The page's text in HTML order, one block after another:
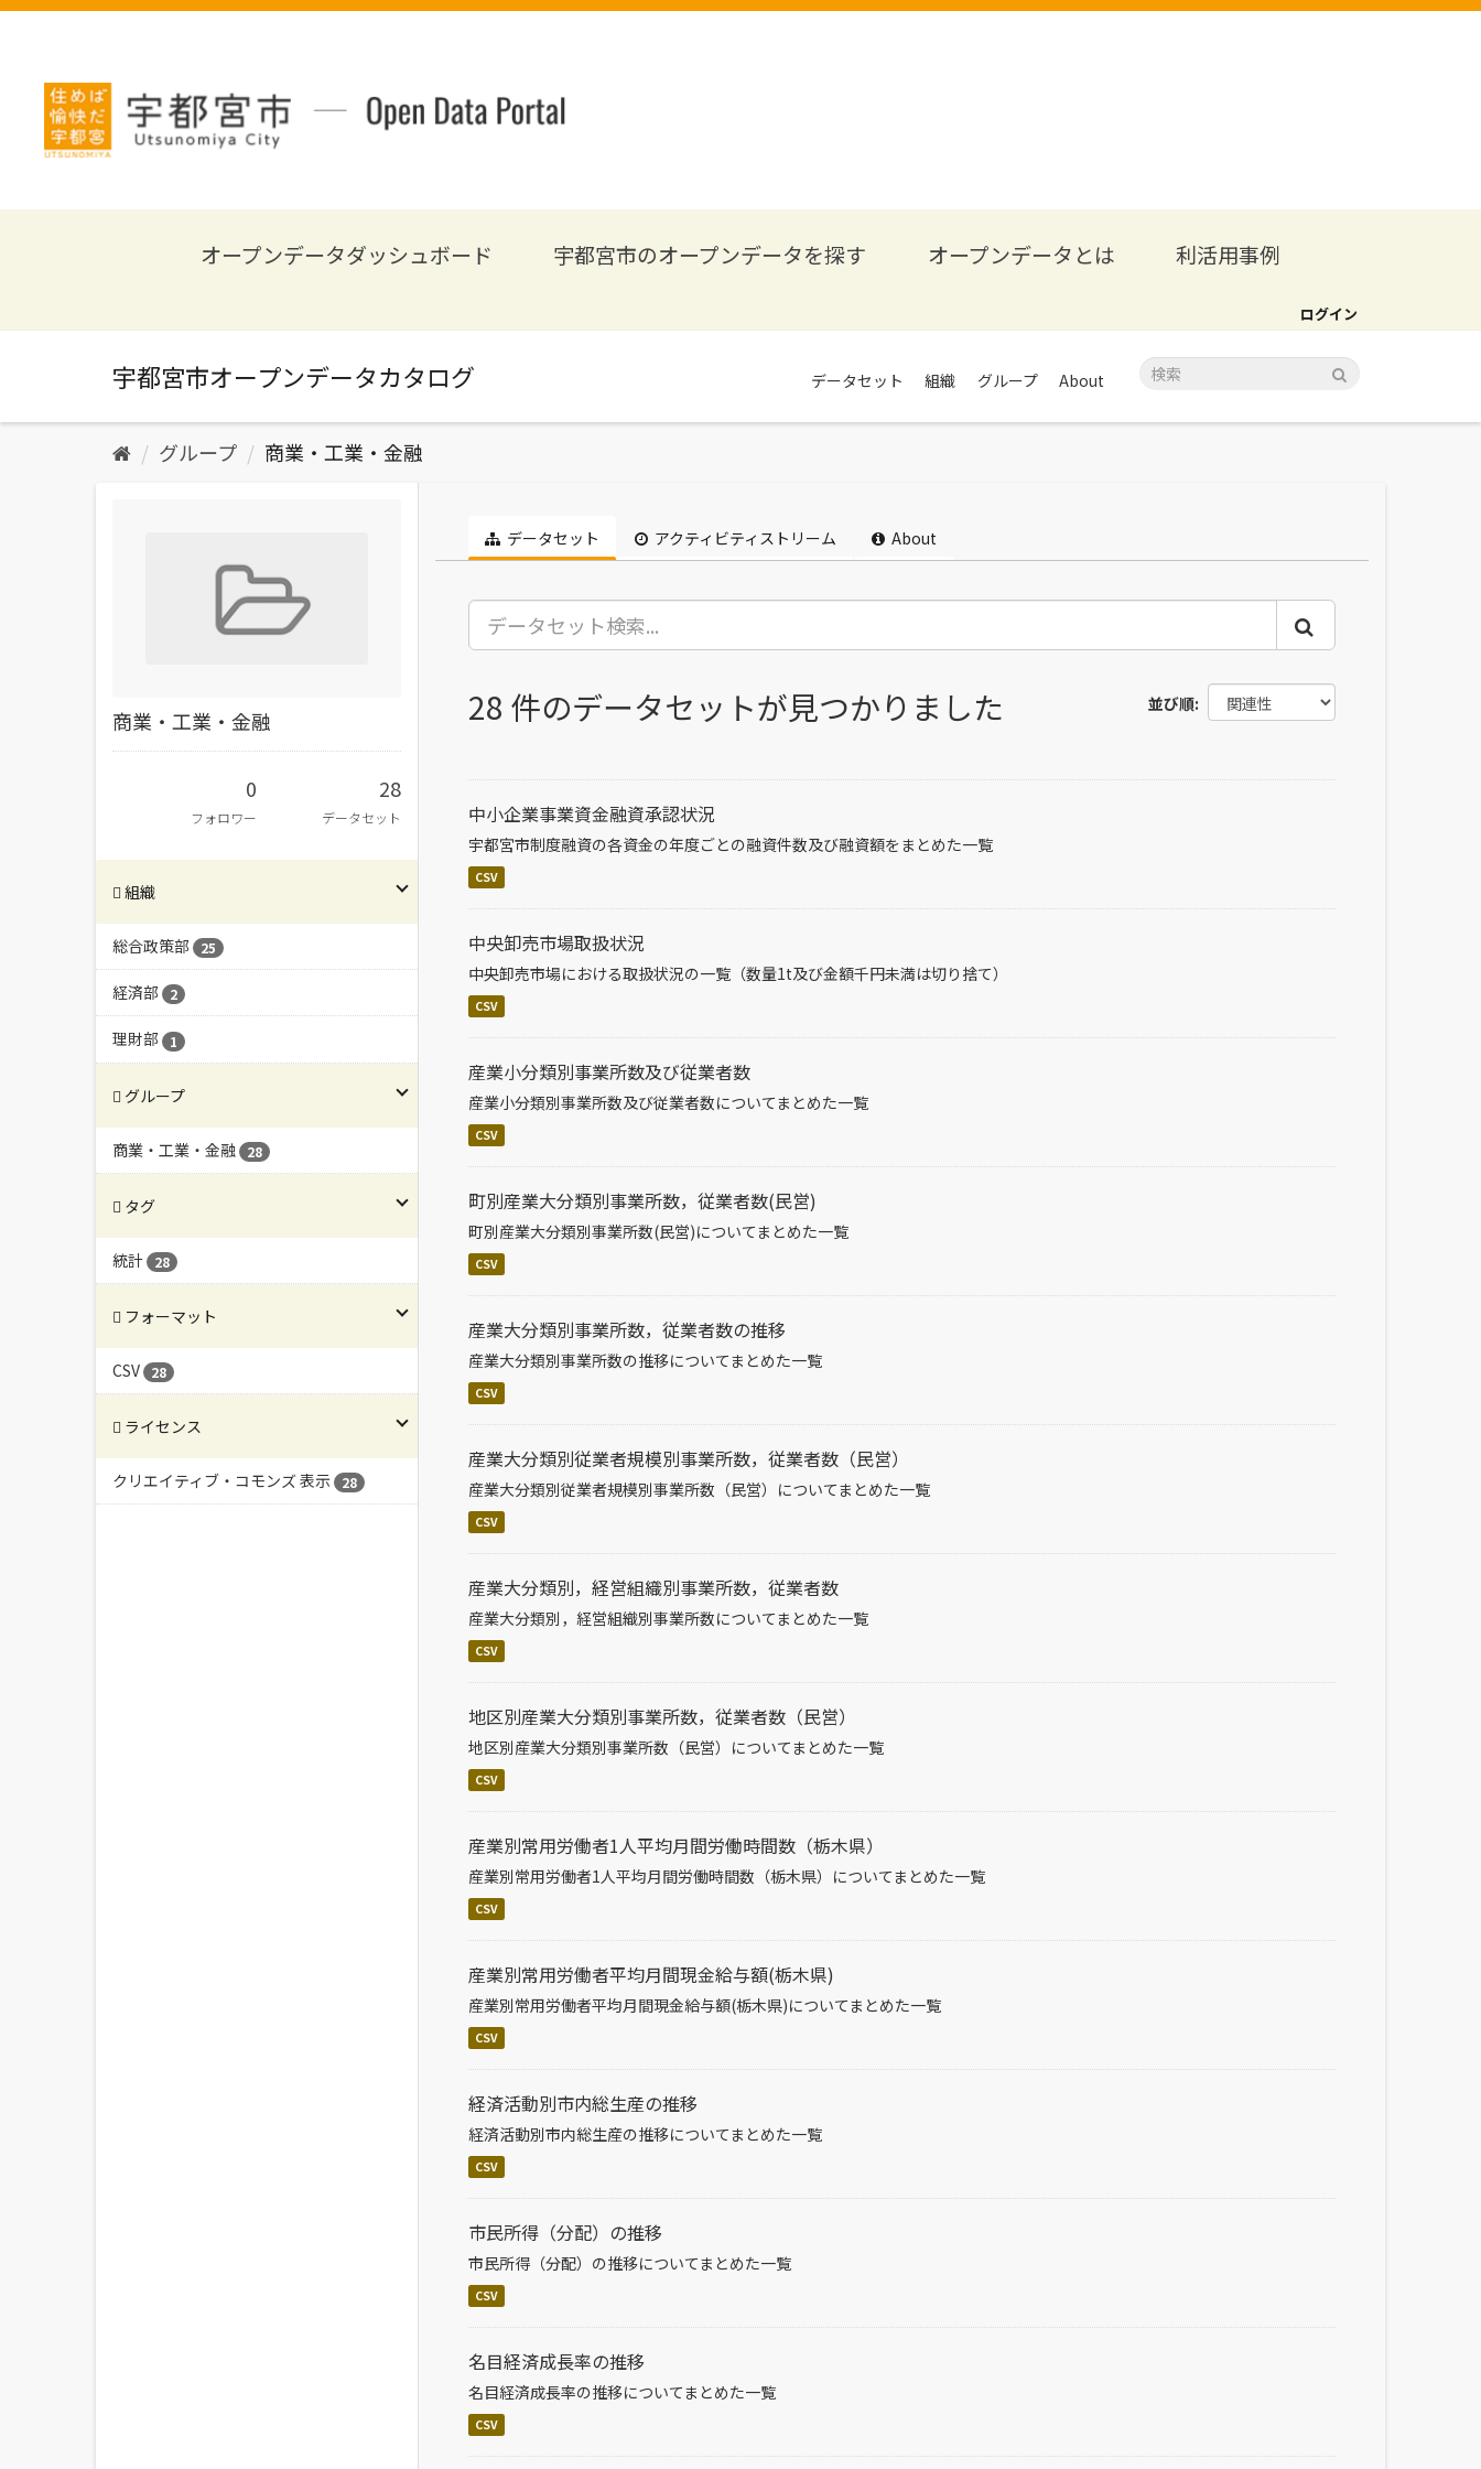
ス
オープンデータダッシュボード 宇都宮市のオープンデータを探す オープンデータとは 利活用事例
ログイン
データセット 組織 グループ About
グループ 商業・工業・金融
商業・工業・金融
フォロワー
0
データセット
28
組織
総合政策部 25
経済部 2
理財部 1
グループ
商業・工業・金融 28
タグ
統計 28
フォーマット
CSV 28
ライセンス
クリエイティブ・コモンズ 表示 28
データセット アクティビティストリーム About
並び順
28 件のデータセットが見つかりました
中小企業事業資金融資承認状況
宇都宮市制度融資の各資金の年度ごとの融資件数及び融資額をまとめた一覧
CSV
中央卸売市場取扱状況
中央卸売市場における取扱状況の一覧（数量1t及び金額千円未満は切り捨て）
CSV
産業小分類別事業所数及び従業者数
産業小分類別事業所数及び従業者数についてまとめた一覧
CSV
町別産業大分類別事業所数，従業者数(民営)
町別産業大分類別事業所数(民営)についてまとめた一覧
CSV
産業大分類別事業所数，従業者数の推移
産業大分類別事業所数の推移についてまとめた一覧
CSV
産業大分類別従業者規模別事業所数，従業者数（民営）
産業大分類別従業者規模別事業所数（民営）についてまとめた一覧
CSV
産業大分類別，経営組織別事業所数，従業者数
産業大分類別，経営組織別事業所数についてまとめた一覧
CSV
地区別産業大分類別事業所数，従業者数（民営）
地区別産業大分類別事業所数（民営）についてまとめた一覧
CSV
産業別常用労働者1人平均月間労働時間数（栃木県）
産業別常用労働者1人平均月間労働時間数（栃木県）についてまとめた一覧
CSV
産業別常用労働者平均月間現金給与額(栃木県)
産業別常用労働者平均月間現金給与額(栃木県)についてまとめた一覧
CSV
経済活動別市内総生産の推移
経済活動別市内総生産の推移についてまとめた一覧
CSV
市民所得（分配）の推移
市民所得（分配）の推移についてまとめた一覧
CSV
名目経済成長率の推移
名目経済成長率の推移についてまとめた一覧
CSV